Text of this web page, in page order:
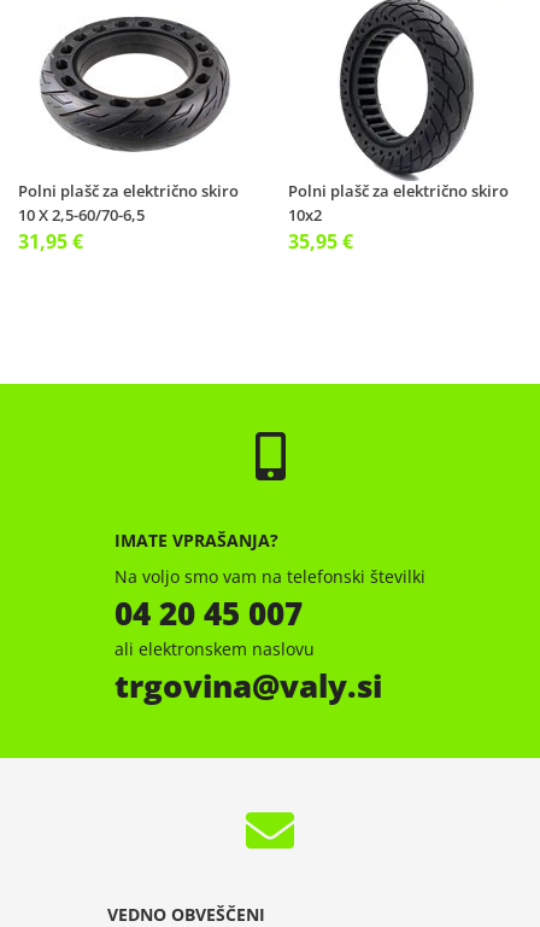
Polni plašč za električno skiro
10 X 2,5-60/70-6,5
31,95 €
Polni plašč za električno skiro
10x2
35,95 €
IMATE VPRAŠANJA?
Na voljo smo vam na telefonski številki
04 20 45 007
ali elektronskem naslovu
trgovina valy.si
VEDNO OBVEŠČENI